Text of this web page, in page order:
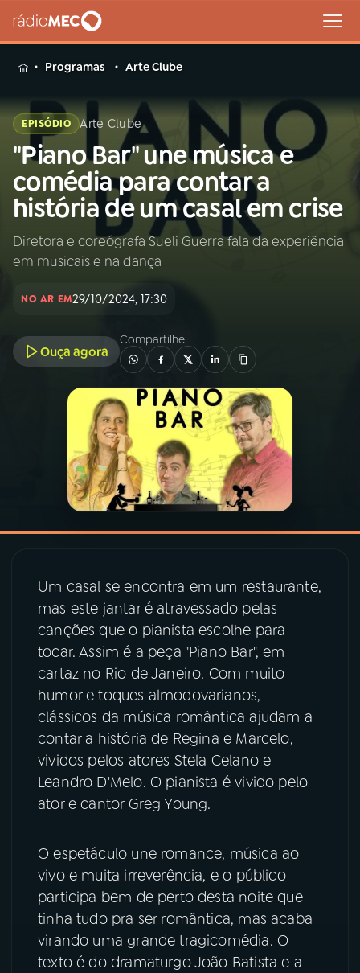
MENU
Buscar
na
Rádio
MEC
Buscar
Início AO VIVO
INÍCIO
A RÁDIO
PROGRAMAÇÃO
PROGRAMAS
PODCASTS
07ÚLTIMAS
PRÊMIO RÁDIO MEC
ACOMPANHE A RÁDIO MEC
YouTube Facebook
Programas Arte Clube
EPISÓDIO Arte Clube
"Piano Bar" une música e
comédia para contar a
história de um casal em crise
Diretora e coreógrafa Sueli Guerra fala da experiência
em musicais e na dança
NO AR EM29/10/2024, 17:30
Ouça agora
Compartilhe
Um casal se encontra em um restaurante,
mas este jantar é atravessado pelas
canções que o pianista escolhe para
tocar. Assim é a peça "Piano Bar", em
cartaz no Rio de Janeiro. Com muito
humor e toques almodovarianos,
clássicos da música romântica ajudam a
contar a história de Regina e Marcelo,
vividos pelos atores Stela Celano e
Leandro D'Melo. O pianista é vivido pelo
ator e cantor Greg Young.
O espetáculo une romance, música ao
vivo e muita irreverência, e o público
participa bem de perto desta noite que
tinha tudo pra ser romântica, mas acaba
virando uma grande tragicomédia. O
texto é do dramaturgo João Batista e a